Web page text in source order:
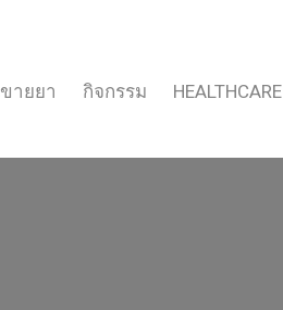
ายยา กิจกรรม HEALTHCARE